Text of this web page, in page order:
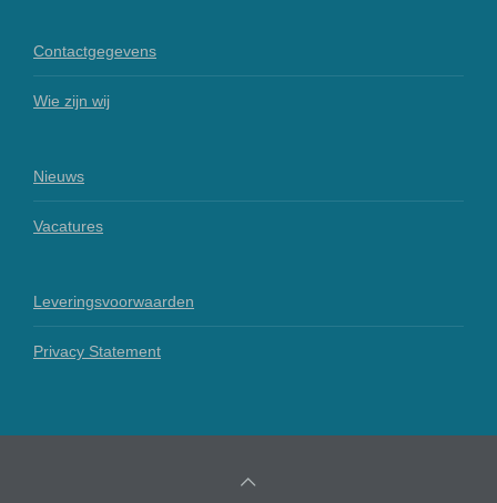
Contactgegevens
Wie zijn wij
Nieuws
Vacatures
Leveringsvoorwaarden
Privacy Statement